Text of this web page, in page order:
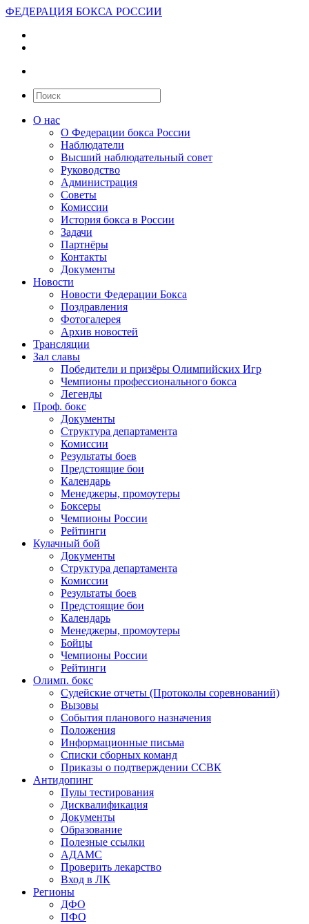
ФЕДЕРАЦИЯ БОКСА РОССИИ
О нас
О Федерации бокса России
Наблюдатели
Высший наблюдательный совет
Руководство
Администрация
Советы
Комиссии
История бокса в России
Задачи
Партнёры
Контакты
Документы
Новости
Новости Федерации Бокса
Поздравления
Фотогалерея
Архив новостей
Трансляции
Зал славы
Победители и призёры Олимпийских Игр
Чемпионы профессионального бокса
Легенды
Проф. бокс
Документы
Структура департамента
Комиссии
Результаты боев
Предстоящие бои
Календарь
Менеджеры, промоутеры
Боксеры
Чемпионы России
Рейтинги
Кулачный бой
Документы
Структура департамента
Комиссии
Результаты боев
Предстоящие бои
Календарь
Менеджеры, промоутеры
Бойцы
Чемпионы России
Рейтинги
Олимп. бокс
Судейские отчеты (Протоколы соревнований)
Вызовы
События планового назначения
Положения
Информационные письма
Списки сборных команд
Приказы о подтверждении ССВК
Антидопинг
Пулы тестирования
Дисквалификация
Документы
Образование
Полезные ссылки
АДАМС
Проверить лекарство
Вход в ЛК
Регионы
ДФО
ПФО